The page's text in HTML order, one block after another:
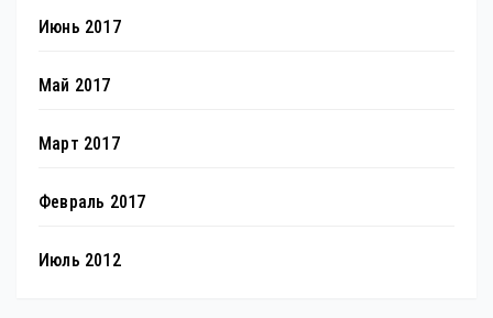
Июнь 2017
Май 2017
Март 2017
Февраль 2017
Июль 2012